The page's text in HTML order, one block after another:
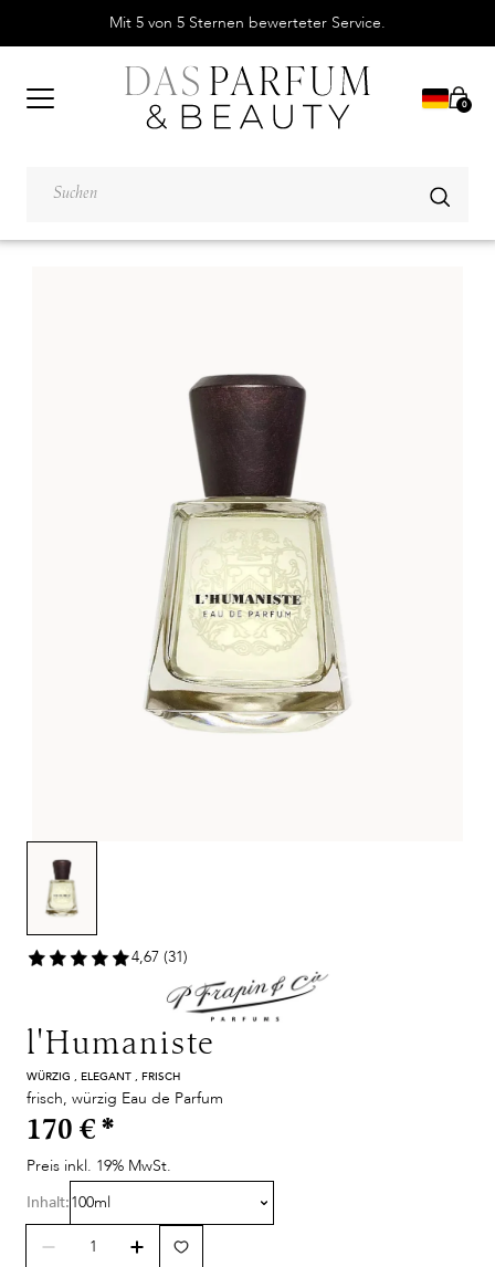
Mit 5 von 5 Sternen bewerteter Service.
0
4,67 (31)
l'Humaniste
WÜRZIG , ELEGANT , FRISCH
frisch, würzig Eau de Parfum
170 € *
Preis inkl. 19% MwSt.
Inhalt:100ml